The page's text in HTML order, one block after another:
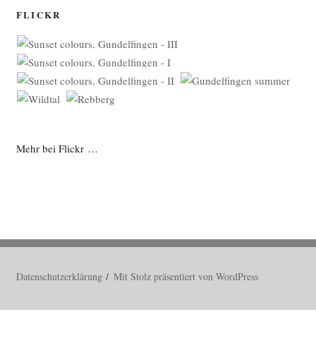
FLICKR
Mehr bei Flickr …
Datenschutzerklärung Mit Stolz präsentiert von WordPress